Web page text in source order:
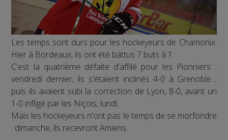
Les temps sont durs pour les hockeyeurs de Chamonix.
Hier à Bordeaux, ils ont été battus 7 buts à 1.
C'est la quatrième défaite d'affilé pour les Pionniers :
vendredi dernier, ils s'étaient inclinés 4-0 à Grenoble ;
puis ils avaient subi la correction de Lyon, 8-0, avant un
1-0 infligé par les Niçois, lundi.
Mais les hockeyeurs n'ont pas le temps de se morfondre
: dimanche, ils recevront Amiens.